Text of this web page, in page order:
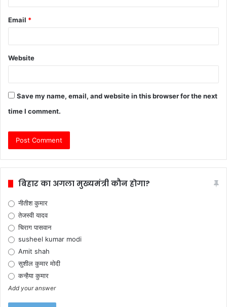
Email *
Website
Save my name, email, and website in this browser for the next
time I comment.
बिहार का अगला मुख्यमंत्री कौन होगा?
नीतीश कुमार
तेजस्वी यादव
चिराग पासवान
susheel kumar modi
Amit shah
सुशील कुमार मोदी
कन्हैया कुमार
Add your answer